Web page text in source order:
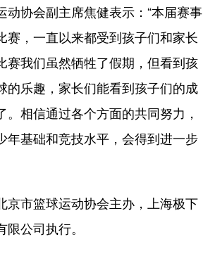
天津 河北 山西
吉林 上海 江苏
安徽 福建 江西
广西 海南 重庆
协会副主席焦健表示：“本届赛事
赛，一直以来都受到孩子们和家长
赛我们虽然牺牲了假期，但看到孩
的乐趣，家长们能看到孩子们的成
。相信通过各个方面的共同努力，
年基础和竞技水平，会得到进一步
市篮球运动协会主办，上海极下
公司执行。